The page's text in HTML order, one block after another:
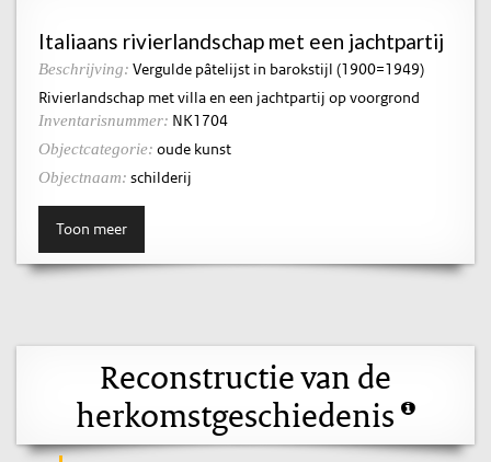
Italiaans rivierlandschap met een jachtpartij
Beschrijving: Vergulde pâtelijst in barokstijl (1900=1949)
Rivierlandschap met villa en een jachtpartij op voorgrond
Inventarisnummer: NK1704
Objectcategorie: oude kunst
Objectnaam: schilderij
Toon meer
Reconstructie van de
herkomstgeschiedenis